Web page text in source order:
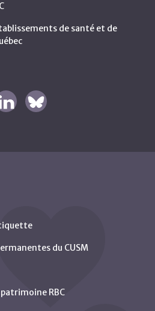
de santé et de
du CUSM
RBC